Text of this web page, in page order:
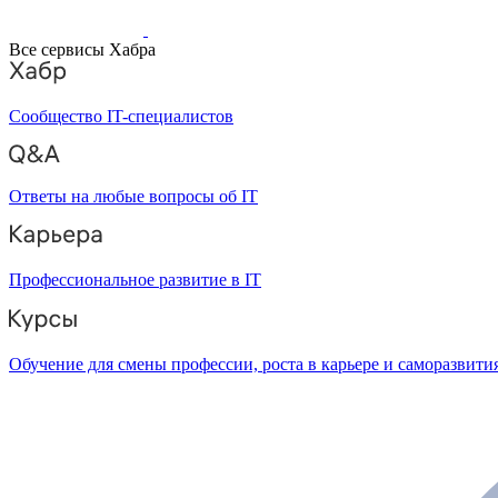
Все сервисы Хабра
Сообщество IT-специалистов
Ответы на любые вопросы об IT
Профессиональное развитие в IT
Обучение для смены профессии, роста в карьере и